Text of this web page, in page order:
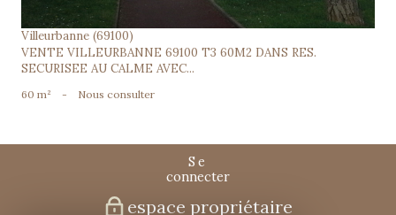
Villeurbanne (69100)
VENTE VILLEURBANNE 69100 T3 60M2 DANS RES.
SECURISEE AU CALME AVEC...
60 m² - Nous consulter
se
connecter
espace propriétaire